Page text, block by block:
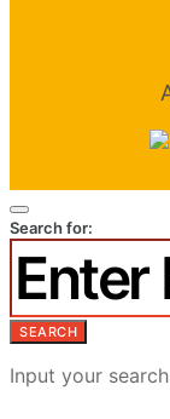
Search for:
SEARCH
Input your